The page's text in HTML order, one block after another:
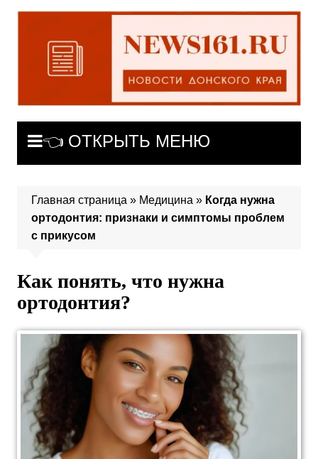
Перейти
содержимому
👈 ОТКРЫТЬ МЕНЮ
Главная страница » Медицина » Когда нужна
ортодонтия: признаки и симптомы проблем
с прикусом
Как понять, что нужна
ортодонтия?